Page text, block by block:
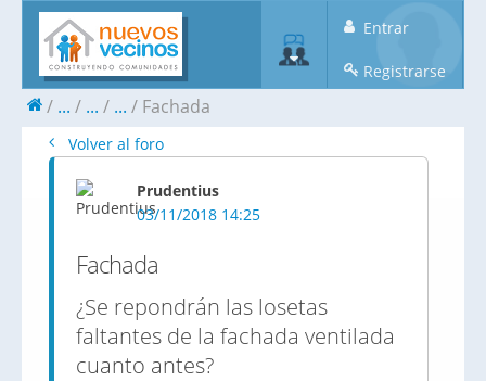
Entrar
Registrarse
... ... ... Fachada
Volver al foro
Prudentius
03/11/2018 14:25
Fachada
¿Se repondrán las losetas
faltantes de la fachada ventilada
cuanto antes?